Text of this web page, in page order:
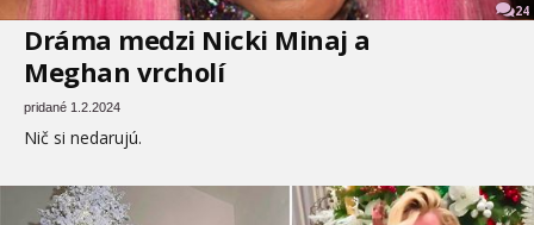
24
Dráma medzi Nicki Minaj a
Meghan vrcholí
pridané 1.2.2024
Nič si nedarujú.